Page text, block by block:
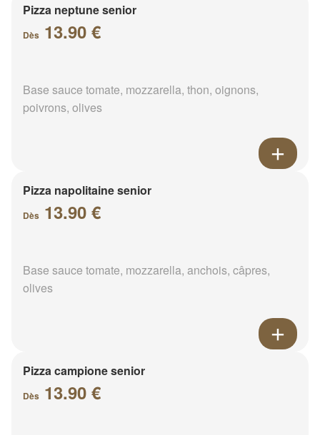
Pizza neptune senior
Dès 13.90 €
Base sauce tomate, mozzarella, thon, oignons,
poivrons, olives
Pizza napolitaine senior
Dès 13.90 €
Base sauce tomate, mozzarella, anchois, câpres,
olives
Pizza campione senior
Dès 13.90 €